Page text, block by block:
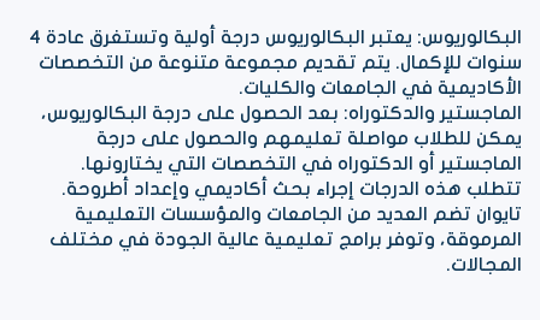
البكالوريوس: يعتبر البكالوريوس درجة أولية وتستغرق عادة 4
سنوات للإكمال. يتم تقديم مجموعة متنوعة من التخصصات
الأكاديمية في الجامعات والكليات.
الماجستير والدكتوراه: بعد الحصول على درجة البكالوريوس،
يمكن للطلاب مواصلة تعليمهم والحصول على درجة
الماجستير أو الدكتوراه في التخصصات التي يختارونها.
تتطلب هذه الدرجات إجراء بحث أكاديمي وإعداد أطروحة.
تايوان تضم العديد من الجامعات والمؤسسات التعليمية
المرموقة، وتوفر برامج تعليمية عالية الجودة في مختلف
المجالات.